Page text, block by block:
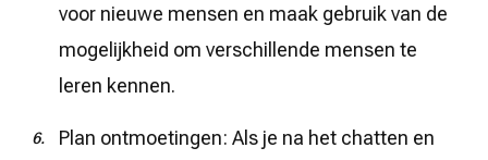
voor nieuwe mensen en maak gebruik van de
mogelijkheid om verschillende mensen te
leren kennen.
Plan ontmoetingen: Als je na het chatten en